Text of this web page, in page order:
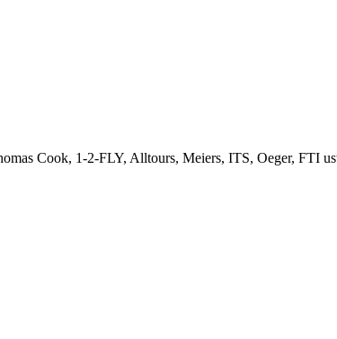
Cook, 1-2-FLY, Alltours, Meiers, ITS, Oeger, FTI